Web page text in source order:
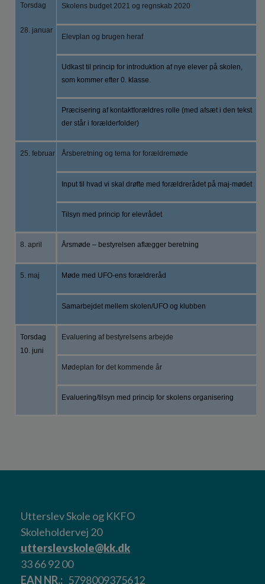
Torsdag
28. januar
Skolens budget 2021 og regnskab 2020
Elevplan og brugen heraf
Udkast til princip for introduktion af nye elever på skolen,
som kommer efter 0. klasse.
Præcisering af kontaktforældres rolle (med afsæt i den tekst
der står i forælderfolder)
25. februar Årsberetning og tema for forældremøde
Input til hvad vi skal drøfte med forældrerådet på maj-mødet
Tilsyn med princip for elevrådet
8. april Årsmøde – bestyrelsen aflægger beretning
5. maj Møde med UFO-ens forældreråd
Samarbejdet mellem skolen/UFO og klubben
Torsdag
10. juni
Evaluering af bestyrelsens arbejde
Mødeplan for det kommende år
Evaluering/tilsyn med princip for skolens organisering
Utterslev Skole og KKFO
Skoleholdervej 20
utterslevskole@kk.dk
33 66 92 00
EAN NR.
5798009375612